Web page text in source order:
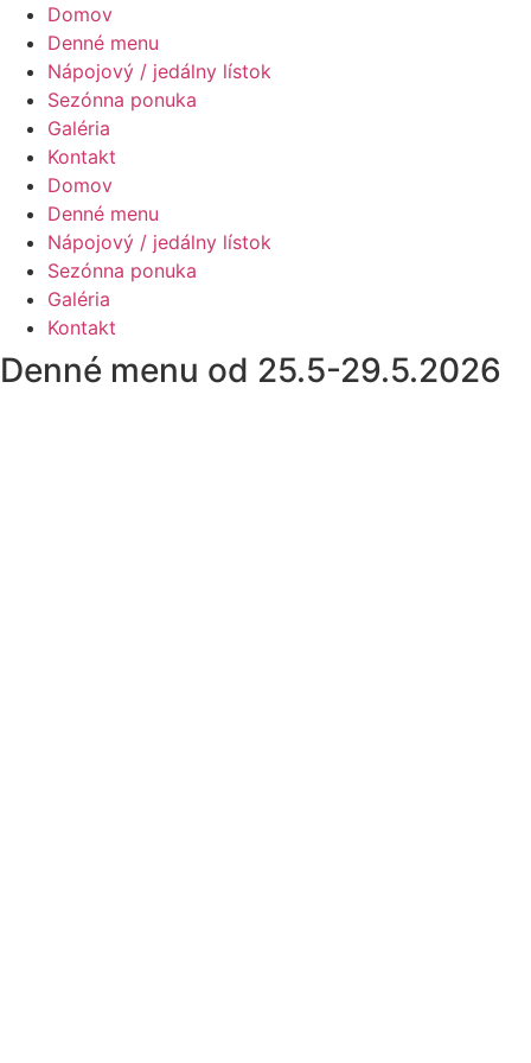
Domov
Denné menu
Nápojový / jedálny lístok
Sezónna ponuka
Galéria
Kontakt
Domov
Denné menu
Nápojový / jedálny lístok
Sezónna ponuka
Galéria
Kontakt
Denné menu od 25.5-29.5.2026